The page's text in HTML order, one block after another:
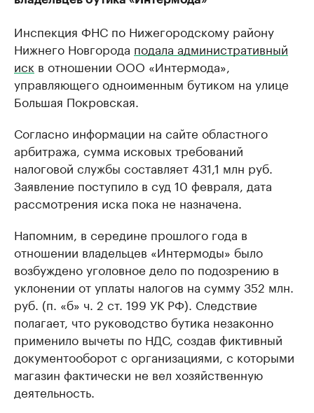
Инспекция ФНС по Нижегородскому району
Нижнего Новгорода подала административный
иск в отношении ООО «Интермода»,
управляющего одноименным бутиком на улице
Большая Покровская.
Согласно информации на сайте областного
арбитража, сумма исковых требований
налоговой службы составляет 431,1 млн руб.
Заявление поступило в суд 10 февраля, дата
рассмотрения иска пока не назначена.
Напомним, в середине прошлого года в
отношении владельцев «Интермоды» было
возбуждено уголовное дело по подозрению в
уклонении от уплаты налогов на сумму 352 млн.
руб. (п. «б» ч. 2 ст. 199 УК РФ). Следствие
полагает, что руководство бутика незаконно
применило вычеты по НДС, создав фиктивный
документооборот с организациями, с которыми
магазин фактически не вел хозяйственную
деятельность.